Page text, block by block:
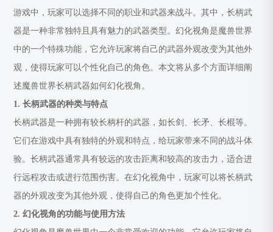
游戏中，玩家可以选择不同的职业和武器来战斗。其中，长柄武
器是一种非常独特且具有魅力的武器类型。幻化视角是魔兽世界
中的一个特殊功能，它允许玩家将自己的武器外观改变为其他外
观，使得玩家可以个性化自己的角色。本文将从多个方面详细阐
述魔兽世界长柄武器如何幻化视角。
1. 长柄武器的种类与特点
长柄武器是一种拥有较长柄杆的武器，如长剑、长矛、长棍等。
它们在游戏中具有独特的外观和特点，给玩家带来不同的战斗体
验。长柄武器通常具有较远的攻击距离和较高的攻击力，适合进
行远程攻击或进行范围伤害。在幻化视角中，玩家可以将长柄武
器的外观改变为其他外观，使得自己的角色更加个性化。
2. 幻化视角的功能与使用方法